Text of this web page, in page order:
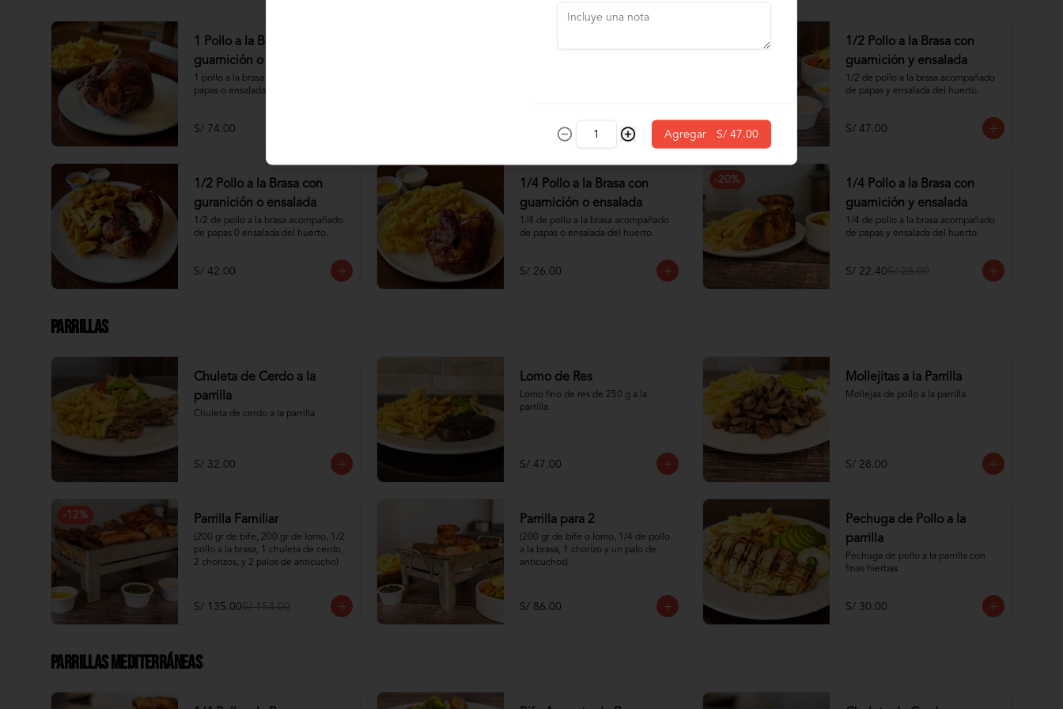
1 Pollo a la Brasa con
guarnición o ensalada
1 pollo a la brasa acompañado de
papas o ensalada del huerto.
S/ 74.00 S/ 65.60S/ 82.00
1/2 Pollo a la Brasa con
guarnición y ensalada
1/2 de pollo a la brasa acompañado
de papas y ensalada del huerto.
S/ 47.00
1/2 Pollo a la Brasa con
guranición o ensalada
1/2 de pollo a la brasa acompañado
de papas 0 ensalada del huerto.
S/ 42.00
1/4 Pollo a la Brasa con
guarnición o ensalada
1/4 de pollo a la brasa acompañado
de papas o ensalada del huerto.
S/ 26.00
-20%
1/4 Pollo a la Brasa con
guarnición y ensalada
1/4 de pollo a la brasa acompañado
de papas y ensalada del huerto.
S/ 22.40S/ 28.00
Parrillas
Chuleta de Cerdo a la
parrilla
Chuleta de cerdo a la parrilla
S/ 32.00
Lomo de Res
Lomo fino de res de 250 g a la
parrilla
S/ 47.00
Mollejitas a la Parrilla
Mollejas de pollo a la parrilla
S/ 28.00
-12% Parrilla Familiar
(200 gr de bife, 200 gr de lomo, 1/2
pollo a la brasa, 1 chuleta de cerdo,
2 chorizos, y 2 palos de anticucho)
S/ 135.00S/ 154.00
Parrilla para 2
(200 gr de bife o lomo, 1/4 de pollo
a la brasa, 1 chorizo y un palo de
anticuchos)
S/ 86.00
Pechuga de Pollo a la
parrilla
Pechuga de pollo a la parrilla con
finas hierbas
S/ 30.00
Parrillas Mediterráneas
Agregar S/ 47.00